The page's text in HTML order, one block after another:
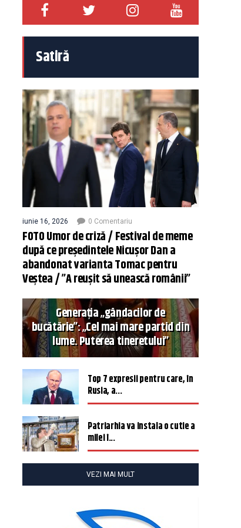
Satiră
iunie 16, 2026 0 Comentariu
FOTO Umor de criză / Festival de meme
după ce președintele Nicușor Dan a
abandonat varianta Tomac pentru
Veștea / ”A reușit să unească românii”
Generația „gândacilor de
bucătărie”: „Cel mai mare partid din
lume. Puterea tineretului”
Top 7 expresii pentru care, în
Rusia, a...
Patriarhia va instala o cutie a
milei î...
VEZI MAI MULT